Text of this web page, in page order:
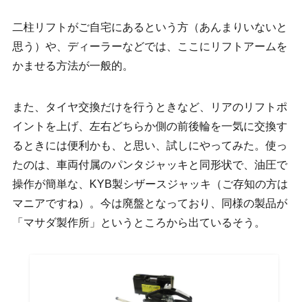
二柱リフトがご自宅にあるという方（あんまりいないと
思う）や、ディーラーなどでは、ここにリフトアームを
かませる方法が一般的。
また、タイヤ交換だけを行うときなど、リアのリフトポ
イントを上げ、左右どちらか側の前後輪を一気に交換す
るときには便利かも、と思い、試しにやってみた。使っ
たのは、車両付属のパンタジャッキと同形状で、油圧で
操作が簡単な、KYB製シザースジャッキ（ご存知の方は
マニアですね）。今は廃盤となっており、同様の製品が
「マサダ製作所」というところから出ているそう。